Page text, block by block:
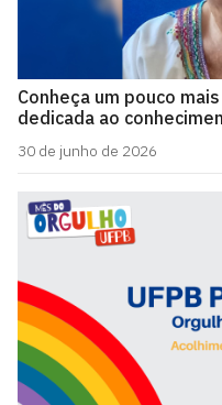
Conheça um pouco
dedicada ao
30 de junho de 2026